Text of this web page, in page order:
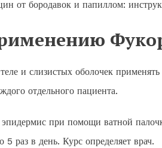
и слизистых оболочек
отдельного пациента.
при помощи ватной
раз в день. Курс определяет врач.